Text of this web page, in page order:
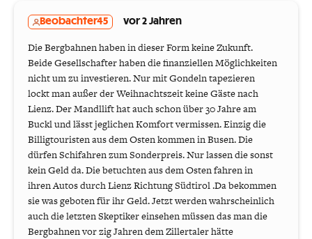
Beobachter45 vor 2 Jahren
Die Bergbahnen haben in dieser Form keine Zukunft.
Beide Gesellschafter haben die finanziellen Möglichkeiten
nicht um zu investieren. Nur mit Gondeln tapezieren
lockt man außer der Weihnachtszeit keine Gäste nach
Lienz. Der Mandllift hat auch schon über 30 Jahre am
Buckl und lässt jeglichen Komfort vermissen. Einzig die
Billigtouristen aus dem Osten kommen in Busen. Die
dürfen Schifahren zum Sonderpreis. Nur lassen die sonst
kein Geld da. Die betuchten aus dem Osten fahren in
ihren Autos durch Lienz Richtung Südtirol .Da bekommen
sie was geboten für ihr Geld. Jetzt werden wahrscheinlich
auch die letzten Skeptiker einsehen müssen das man die
Bergbahnen vor zig Jahren dem Zillertaler hätte